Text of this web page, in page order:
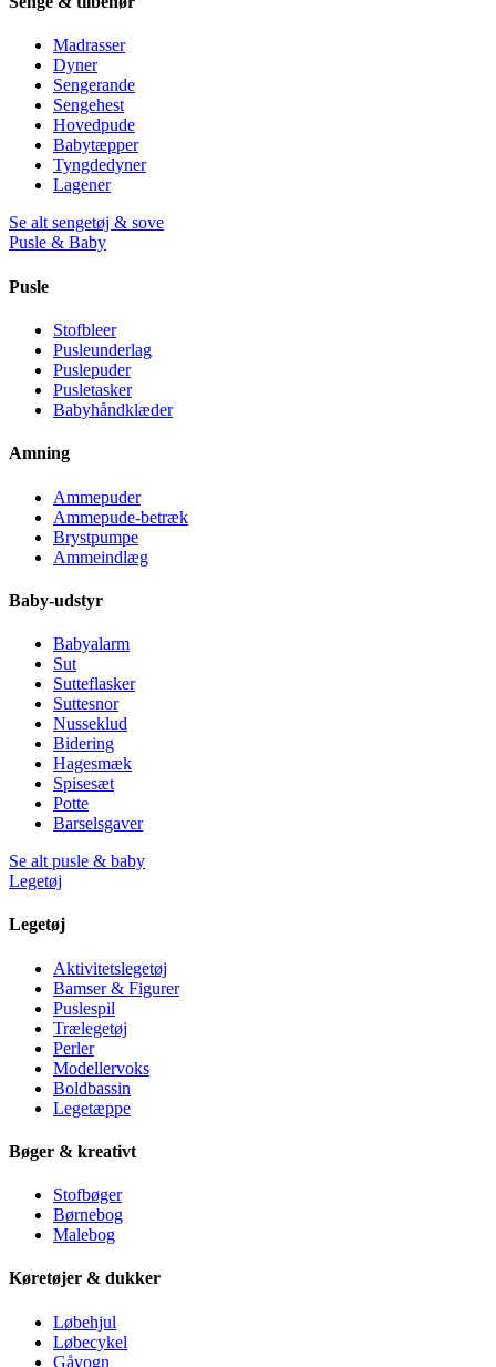
Madrasser
Dyner
Sengerande
Sengehest
Hovedpude
Babytæpper
Tyngdedyner
Lagener
Se alt sengetøj & sove
Pusle & Baby
Pusle
Stofbleer
Pusleunderlag
Puslepuder
Pusletasker
Babyhåndklæder
Amning
Ammepuder
Ammepude-betræk
Brystpumpe
Ammeindlæg
Baby-udstyr
Babyalarm
Sut
Sutteflasker
Suttesnor
Nusseklud
Bidering
Hagesmæk
Spisesæt
Potte
Barselsgaver
Se alt pusle & baby
Legetøj
Legetøj
Aktivitetslegetøj
Bamser & Figurer
Puslespil
Trælegetøj
Perler
Modellervoks
Boldbassin
Legetæppe
Bøger & kreativt
Stofbøger
Børnebog
Malebog
Køretøjer & dukker
Løbehjul
Løbecykel
Gåvogn